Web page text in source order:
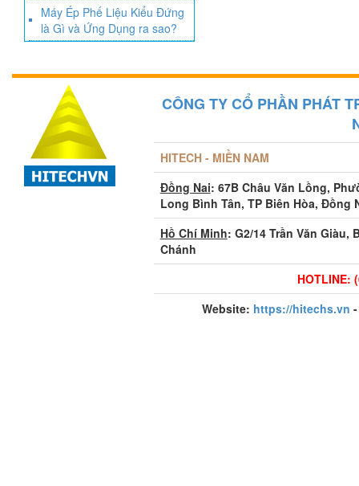
Máy Ép Phế Liệu Kiểu Đứng
là Gì và Ứng Dụng ra sao?
CÔNG TY CỔ PHẦN PHÁT
HITECH - MIỀN NAM
Đồng Nai: 67B Châu Văn Lồng,
Long Bình Tân, TP Biên Hòa, Đồng
Hồ Chí Minh: G2/14 Trần Văn Giàu,
Chánh
HOTLINE:
Website: https://hitechs.vn